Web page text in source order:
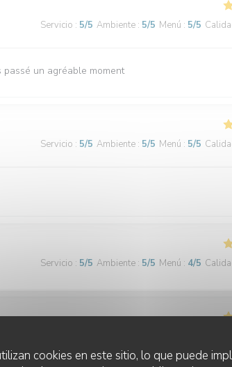
cookies en este sitio, lo que puede
Servicio : 5/5 Ambiente : 5/5 Menú : 5/5
un agréable moment
Servicio : 5/5 Ambiente : 5/5 Menú : 5/5
Servicio : 5/5 Ambiente : 5/5 Menú : 4/5